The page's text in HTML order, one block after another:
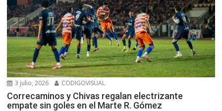
3 julio, 2026 CODIGOVISUAL
Correcaminos y Chivas regalan electrizante
empate sin goles en el Marte R. Gómez